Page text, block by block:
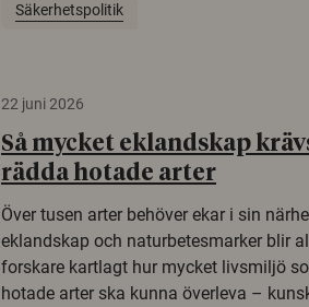
Säkerhetspolitik
22 juni 2026
Så mycket eklandskap
rädda hotade arter
Över tusen arter behöver ekar i sin
eklandskap och naturbetesmarker blir
forskare kartlagt hur mycket livsmiljö
hotade arter ska kunna överleva –